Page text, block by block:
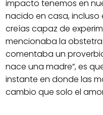
impacto tenemos en
nacido en casa,
creías capaz de
mencionaba la
comentaba un
nace una madre”, es
instante en donde las
cambio que solo el